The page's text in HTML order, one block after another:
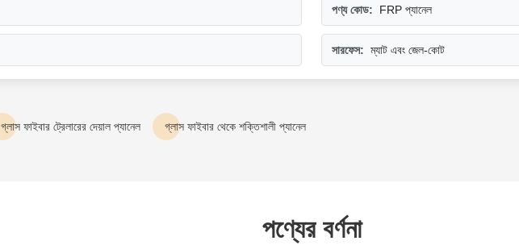
পণ্য কোড: FRP প্যানেল
সারফেস: ম্যাট এবং জেল-কোট
গ্লাস ফাইবার ট্রেলারের দেয়াল প্যানেল গ্লাস ফাইবার থেকে শক্তিশালী প্যানেল
পণ্যের বর্ণনা